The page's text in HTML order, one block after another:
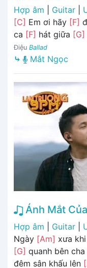
Hợp âm
Guitar
[C] Em ơi hãy [F]
ca [F] hát giữa [G]
Điệu Ballad
⤷ Mắt Ngọc
Ánh Mắt
Hợp âm
Guitar
Ngày [Am] xưa
[G] quanh bên
đêm sân khấu lên